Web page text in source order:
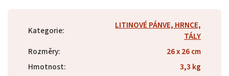
Kategorie:
LITINOVÉ PÁNVE, HRNCE,
TÁLY
Rozměry:
26 x 26 cm
Hmotnost:
3,3 kg